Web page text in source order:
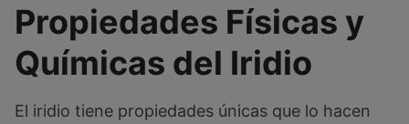
Propiedades Físicas y
Químicas del Iridio
El iridio tiene propiedades únicas que lo hacen